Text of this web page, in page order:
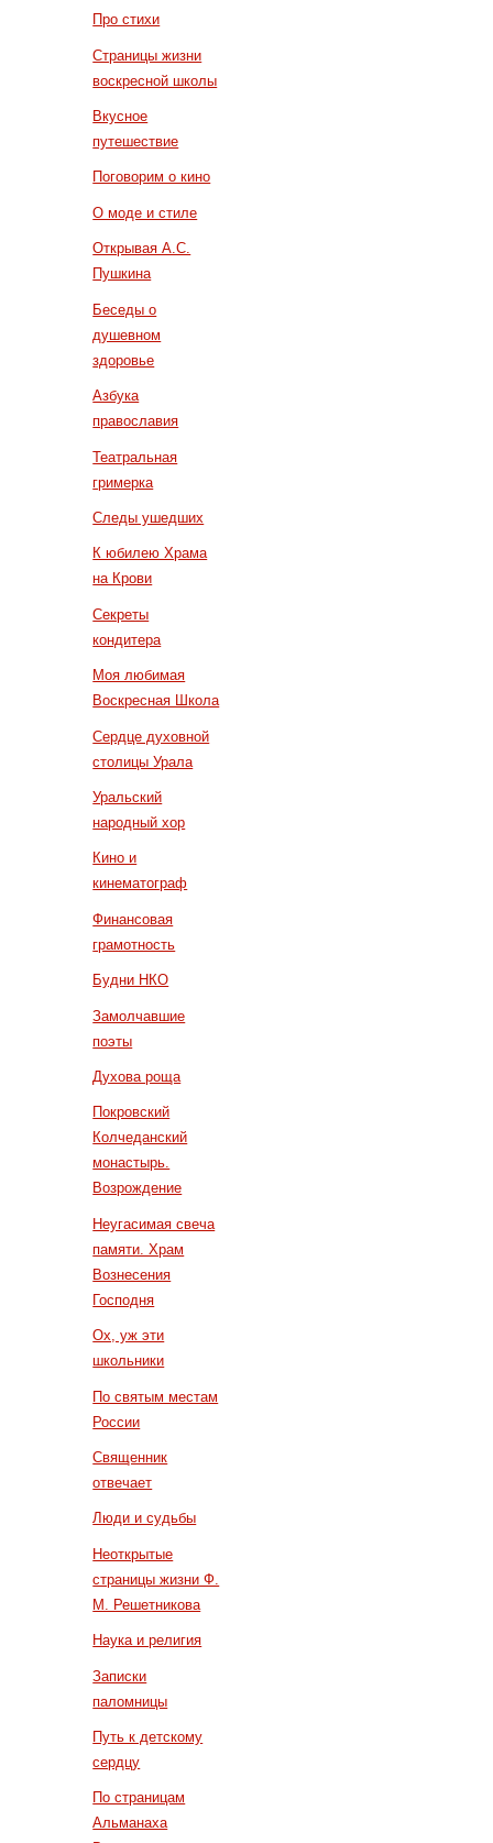
Про стихи
Страницы жизни
воскресной школы
Вкусное
путешествие
Поговорим о кино
О моде и стиле
Открывая А.С.
Пушкина
Беседы о
душевном
здоровье
Азбука
православия
Театральная
гримерка
Следы ушедших
К юбилею Храма
на Крови
Секреты
кондитера
Моя любимая
Воскресная Школа
Сердце духовной
столицы Урала
Уральский
народный хор
Кино и
кинематограф
Финансовая
грамотность
Будни НКО
Замолчавшие
поэты
Духова роща
Покровский
Колчеданский
монастырь.
Возрождение
Неугасимая свеча
памяти. Храм
Вознесения
Господня
Ох, уж эти
школьники
По святым местам
России
Священник
отвечает
Люди и судьбы
Неоткрытые
страницы жизни Ф.
М. Решетникова
Наука и религия
Записки
паломницы
Путь к детскому
сердцу
По страницам
Альманаха